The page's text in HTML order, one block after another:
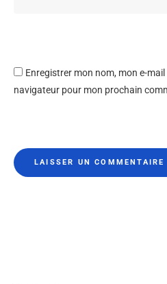
Enregistrer mon nom, mon e-
navigateur pour mon prochain